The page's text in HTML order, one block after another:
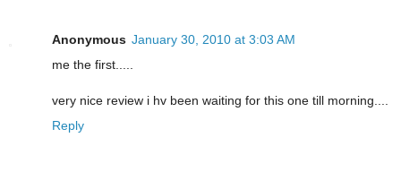
Anonymous January 30, 2010 at 3:03 AM
me the first.....
very nice review i hv been waiting for this one till morning....
Reply